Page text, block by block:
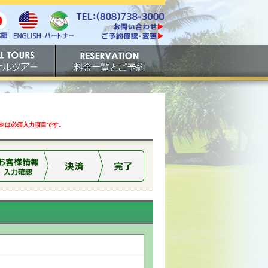
English パート
電話番号は808-738-
3000。ファックスは808-
738-3001。
https://www.tachibana.com/contact/
ご予約確認・変更
ご予約
必須入力項目です。